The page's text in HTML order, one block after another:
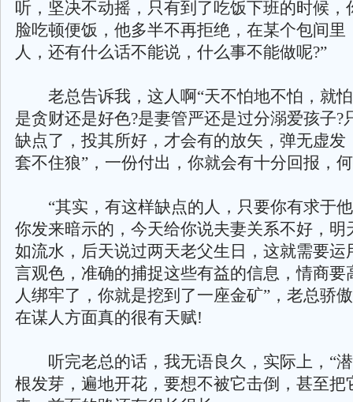
听，坚决不动摇，只有到了吃饭下班的时候，
脸吃顿便饭，他多半不再拒绝，在某个包间里
人，还有什么话不能说，什么事不能做呢?”
老总告诉我，这人啊“天不怕地不怕，就怕
是贪财还是好色?是妻管严还是过分溺爱孩子?
缺点了，投其所好，才会有的放矢，弹无虚发
套不住狼”，一份付出，你就会有十分回报，
“其实，有这样缺点的人，只要你有求于
你发来暗示的，今天给你说夫妻关系不好，明
如流水，后天说过两天老父生日，这就需要运
言观色，准确的捕捉这些有益的信息，情商要
人绑牢了，你就是挖到了一座金矿”，老总骄
在谋人方面真的很有天赋!
听完老总的话，我无语良久，实际上，“潜
根发芽，遍地开花，要想不被它击倒，甚至把